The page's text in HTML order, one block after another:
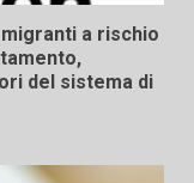
a rischio
del sistema di